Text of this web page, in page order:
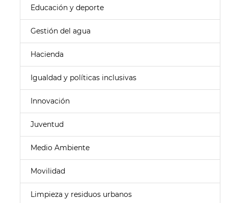
Educación y deporte
Gestión del agua
Hacienda
Igualdad y políticas inclusivas
Innovación
Juventud
Medio Ambiente
Movilidad
Limpieza y residuos urbanos